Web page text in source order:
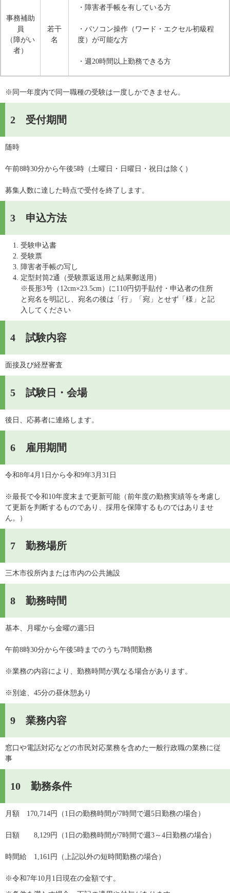
事務補助
員
（障がい
者）
若干
名
・障害者手帳を有している方
・パソコン操作（ワード・エクセル初級程
度）が可能な方
・週20時間以上勤務できる方
※同一年度内で同一職種の受験は一度しかできません。
2 受付期間
随時
午前8時30分から午後5時（土曜日・日曜日・祝日は除く）
募集人数に達した時点で受付を終了します。
3 申込方法
受験申込書
受験票
障害者手帳の写し
定型封筒2通（受験票返送用と結果郵送用）
※長形3号（12cm×23.5cm）に110円切手貼付・申込者の住所
と宛名を明記し、宛名の後は「行」「宛」とせず「様」と記
入してください
4 試験内容
面接及び経歴審査
5 試験日・会場
後日、応募者に連絡します。
6 雇用期間
令和8年4月1日から令和9年3月31日
※最長で令和10年度末まで更新可能（前年度の勤務実績等を考慮し
て更新を判断するものであり、採用を保障するものではありませ
ん。）
7 勤務場所
三木市役所内または市内の公共施設
8 勤務時間
基本、月曜から金曜の週5日
午前8時30分から午後5時までのうち7時間勤務
※業務の内容により、勤務時間が異なる場合があります。
※別途、45分の昼休憩あり
9 業務内容
窓口や電話対応などの市民対応業務を含めた一般行政職の業務に従
事
10 勤務条件
月額　170,714円（1日の勤務時間が7時間で週5日勤務の場合）
日額　　8,129円（1日の勤務時間が7時間で週3～4日勤務の場合）
時間給　1,161円（上記以外の短時間勤務の場合）
※令和7年10月1日現在の金額です。